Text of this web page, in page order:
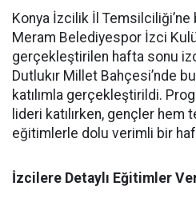
Konya İzcilik İl
Meram Belediyespor İzci
gerçekleştirilen hafta sonu
Dutlukır Millet Bahçesi’nde
katılımla gerçekleştirildi.
lideri katılırken, gençler hem
eğitimlerle dolu verimli bir
İzcilere Detaylı Eğitimler